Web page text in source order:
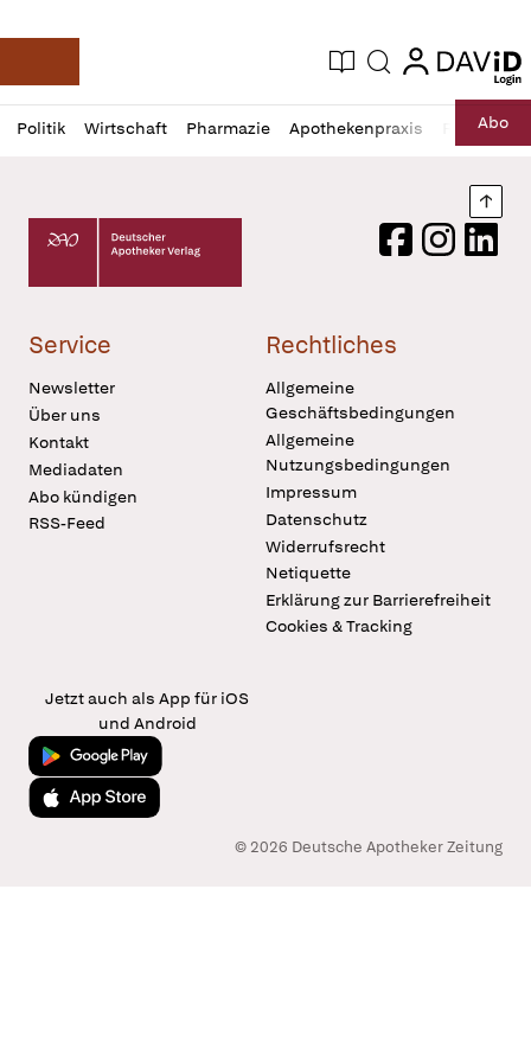
Deutsche Apotheker Zeitung
Aktuelle Ausgabe
Suche login
login
Politik Wirtschaft Pharmazie Apothekenpraxis RechtAbo
Profil
öffnen
Daz
Pur
Deutscher Apotheker Verlag Logo
FacebookInstagram
Service
Newsletter
Über uns
Kontakt
Mediadaten
Abo kündigen
RSS-Feed
Rechtliches
Allgemeine
Geschäftsbedingungen
Allgemeine
Nutzungsbedingungen
Impressum
Datenschutz
Widerrufsrecht
Netiquette
Erklärung zur Barrierefreiheit
Cookies & Tracking
Jetzt auch als App für iOS
und Android
Jetzt bei Google Play
Laden im App Store
© 2026 Deutsche Apotheker Zeitung